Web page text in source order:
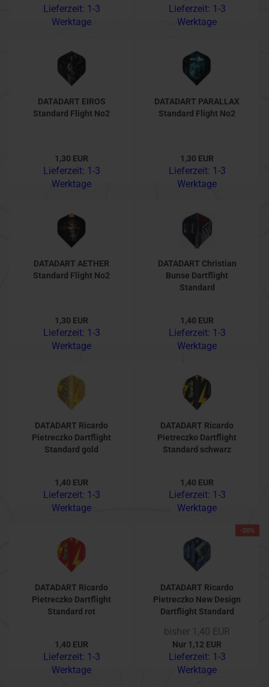
Lieferzeit: 1-3
Werktage
Lieferzeit: 1-3
Werktage
DATADART EIROS
Standard Flight No2
1,30 EUR
Lieferzeit: 1-3
Werktage
DATADART PARALLAX
Standard Flight No2
1,30 EUR
Lieferzeit: 1-3
Werktage
DATADART AETHER
Standard Flight No2
1,30 EUR
Lieferzeit: 1-3
Werktage
DATADART Christian
Bunse Dartflight
Standard
1,40 EUR
Lieferzeit: 1-3
Werktage
DATADART Ricardo
Pietreczko Dartflight
Standard gold
1,40 EUR
Lieferzeit: 1-3
Werktage
DATADART Ricardo
Pietreczko Dartflight
Standard schwarz
1,40 EUR
Lieferzeit: 1-3
Werktage
DATADART Ricardo
Pietreczko Dartflight
Standard rot
1,40 EUR
Lieferzeit: 1-3
Werktage
-20%
DATADART Ricardo
Pietreczko New Design
Dartflight Standard
bisher 1,40 EUR
Nur 1,12 EUR
Lieferzeit: 1-3
Werktage